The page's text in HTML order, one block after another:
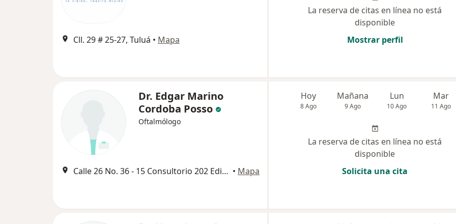
Cll. 29 # 25-27, Tuluá • Mapa
La reserva de citas en línea no está
disponible
Mostrar perfil
Dr. Edgar Marino
Cordoba Posso
Oftalmólogo
Calle 26 No. 36 - 15 Consultorio 202 Edificio Vitta, Tuluá • Mapa
Hoy
8 Ago
Mañana
9 Ago
Lun
10 Ago
Mar
11 Ago
La reserva de citas en línea no está
disponible
Solicita una cita